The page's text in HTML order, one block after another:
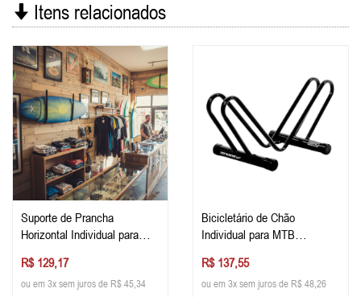
Itens relacionados
Suporte de Prancha
Horizontal Individual para
R$ 129,17
ou em 3x sem juros de R$ 45,34
Bicicletário de Chão
Individual para MTB
R$ 137,55
ou em 3x sem juros de R$ 48,26